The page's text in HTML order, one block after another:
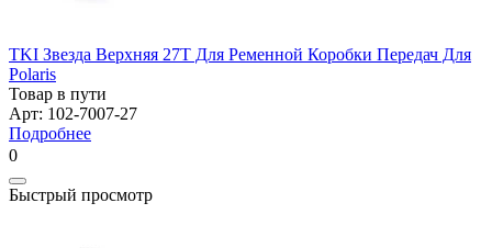
TKI Звезда Верхняя 27T Для Ременной Коробки Передач Для
Polaris
Товар в пути
Арт: 102-7007-27
Подробнее
0
Быстрый просмотр